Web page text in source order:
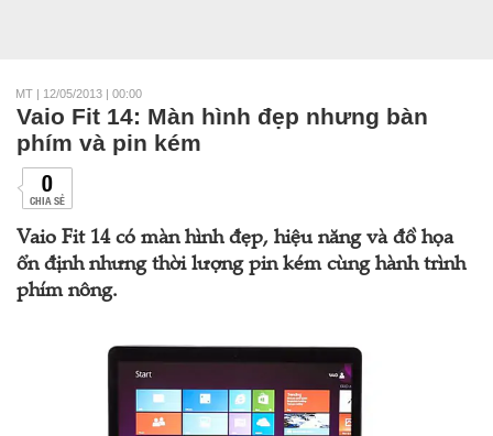
MT | 12/05/2013 | 00:00
Vaio Fit 14: Màn hình đẹp nhưng bàn
phím và pin kém
0
CHIA SẺ
Vaio Fit 14 có màn hình đẹp, hiệu năng và đồ họa
ổn định nhưng thời lượng pin kém cùng hành trình
phím nông.